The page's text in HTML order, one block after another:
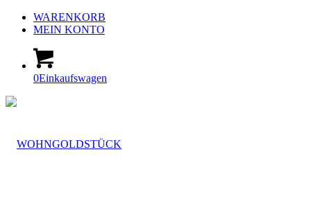
WARENKORB
MEIN KONTO
0Einkaufswagen